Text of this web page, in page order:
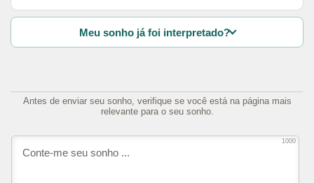
Meu sonho já foi interpretado?
Antes de enviar seu sonho, verifique se você está na página mais
relevante para o seu sonho.
1000